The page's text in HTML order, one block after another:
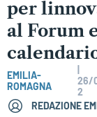
per
al Forum
EMILIA-
ROMAGNA
26/
2
REDAZIONE